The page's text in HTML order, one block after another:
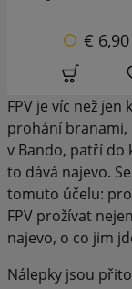
€
FPV je víc než
prohání branami,
v Bando, patří do
to dává najevo.
tomuto účelu:
FPV prožívat
najevo, o co jim
Nálepky jsou